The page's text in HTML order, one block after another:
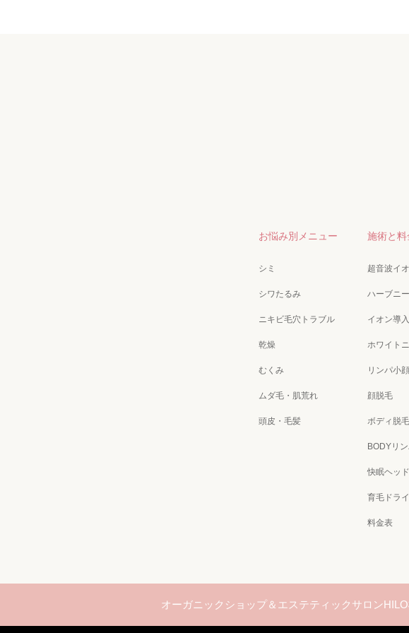
お悩み別メニュー
シミ
シワたるみ
ニキビ毛穴トラブル
乾燥
むくみ
ムダ毛・肌荒れ
頭皮・毛髪
施術と料
超音波イ
ハーブニ
イオン導入
ホワイト
リンパ小
顔脱毛
ボディ脱毛
BODYリ
快眠ヘッ
育毛ドラ
料金表
オーガニックショップ＆エステティックサロン